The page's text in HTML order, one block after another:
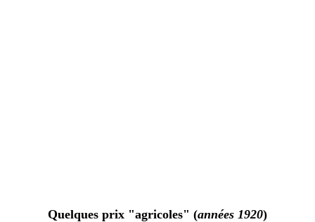
Quelques prix "agricoles" (années 1920)